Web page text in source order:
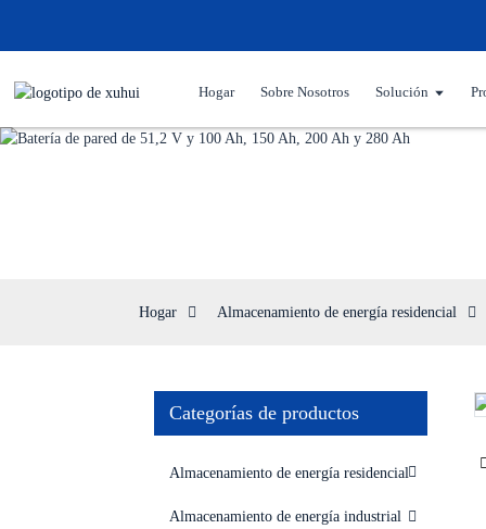
Hogar Sobre Nosotros Solución
Hogar Almacenamiento de energía residencial
Categorías de productos
Almacenamiento de energía residencial
Almacenamiento de energía industrial
Loading...
Loading...